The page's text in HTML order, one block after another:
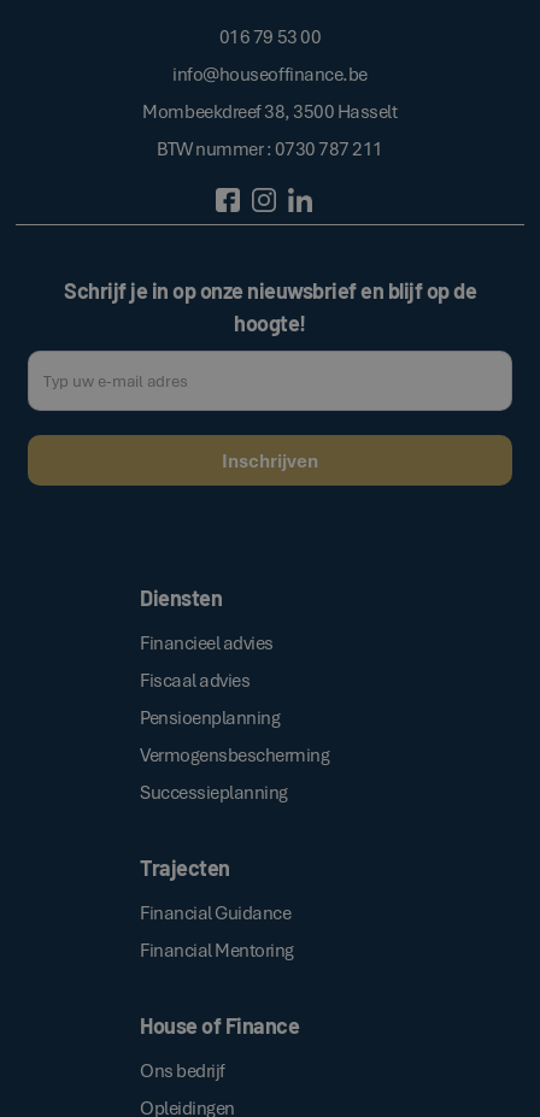
016 79 53 00
info@houseoffinance.be
Mombeekdreef 38, 3500 Hasselt
BTW nummer : 0730 787 211
Schrijf je in op onze nieuwsbrief en blijf op de
hoogte!
Diensten
Financieel advies
Fiscaal advies
Pensioenplanning
Vermogensbescherming
Successieplanning
Trajecten
Financial Guidance
Financial Mentoring
House of Finance
Ons bedrijf
Opleidingen